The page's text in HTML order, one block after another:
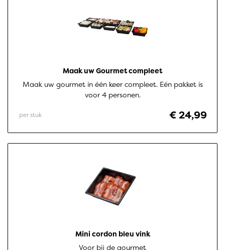
Maak uw Gourmet compleet
Maak uw gourmet in één keer compleet. Eén pakket is
voor 4 personen.
€ 24,99
per stuk
Mini cordon bleu vink
Voor bij de gourmet